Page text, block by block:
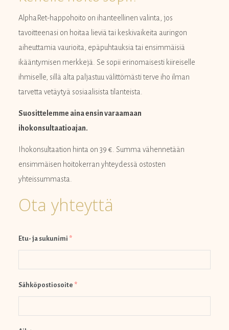
AlphaRet-happohoito on ihanteellinen valinta, jos
tavoitteenasi on hoitaa lieviä tai keskivaikeita auringon
aiheuttamia vaurioita, epäpuhtauksia tai ensimmäisiä
ikääntymisen merkkejä. Se sopii erinomaisesti kiireiselle
ihmiselle, sillä alta paljastuu välittömästi terve iho ilman
tarvetta vetäytyä sosiaalisista tilanteista.
Suosittelemme aina ensin varaamaan
ihokonsultaatioajan.
Ihokonsultaation hinta on 39 €. Summa vähennetään
ensimmäisen hoitokerran yhteydessä ostosten
yhteissummasta.
Ota yhteyttä
Etu- ja sukunimi *
Sähköpostiosoite *